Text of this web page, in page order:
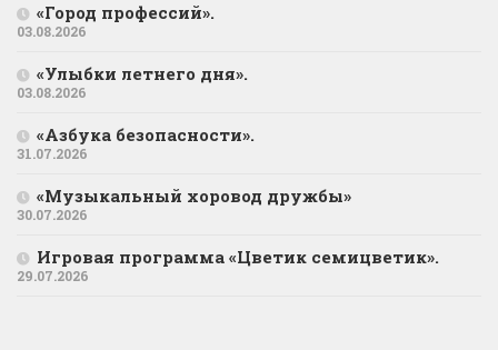
«Город профессий».
03.08.2026
«Улыбки летнего дня».
03.08.2026
«Азбука безопасности».
31.07.2026
«Музыкальный хоровод дружбы»
30.07.2026
Игровая программа «Цветик семицветик».
29.07.2026